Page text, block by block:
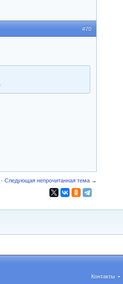
#70
· Следующая непрочитанная тема →
Контакты •